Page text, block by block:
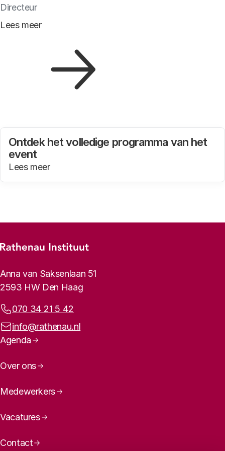
Directeur
Lees meer
Ontdek het volledige programma van het
event
Lees meer
Footer-menu
Rathenau logo, naar de homepage
Contactinformatie
Anna van Saksenlaan 51
2593 HW Den Haag
Telefoonnummer:
070 34 21 5 42
E-mailadres:
info@rathenau.nl
Paginanavigatie
Agenda
Over ons
Medewerkers
Vacatures
Contact